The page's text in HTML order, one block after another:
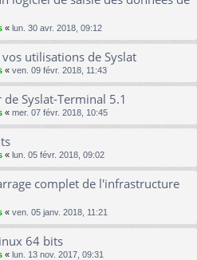
« lun. 30 avr. 2018, 09:12
utilisations de Syslat
« ven. 09 févr. 2018, 11:43
Syslat-Terminal 5.1
« mer. 07 févr. 2018, 10:45
« lun. 05 févr. 2018, 09:02
complet de l'infrastructure
« ven. 05 janv. 2018, 11:21
64 bits
« lun. 13 nov. 2017, 09:31